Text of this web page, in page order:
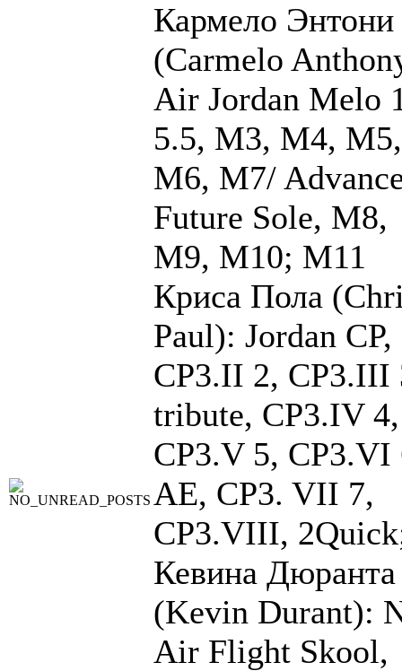
Кармело Энтони
(Carmelo
Air Jordan Melo
5.5, M3, M4, M5,
M6, M7/
Future Sole, M8,
M9, M10; M11
Криса Пола
Paul): Jordan CP,
CP3.II 2, CP3.III
tribute, CP3.IV 4,
CP3.V 5, CP3.VI
AE, CP3. VII 7,
CP3.VIII,
Кевина Дюранта
(Kevin Durant):
Air Flight Skool,